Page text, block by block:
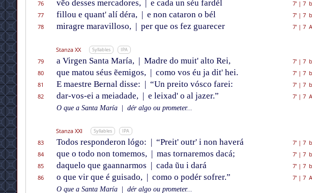
76
vẽo desses mercadores, | e cada un séu fardél 7'| 7 b
77
fillou e quant' alí déra, | e non cataron o bél 7'| 7 b
78
miragre maravilloso, | per que os fez guarecer 7'| 7 A
Stanza XX Syllables IPA
79 a Virgen Santa María, | Madre do muit' alto Rei, 7'| 7 b
80
que matou séus ẽemigos, | como vos éu ja dit' hei. 7'| 7 b
81
E maestre Bernal disse: | “Un preito vósco farei: 7'| 7 b
82
dar-vos-ei a meiadade, | e leixad' o al jazer.” 7'| 7 A
O que a Santa María
dér algo ou prometer...
Stanza XXI Syllables IPA
83 Todos responderon lógo: | “Preit' outr' i non haverá 7'| 7 b
84
que o todo non tomemos, | mas tornaremos dacá; 7'| 7 b
85
daquelo que gaannarmos | cada ũu i dará 7'| 7 b
86
o que vir que é guisado, | como o podér sofrer.” 7'| 7 A
O que a Santa María
dér algo ou prometer...